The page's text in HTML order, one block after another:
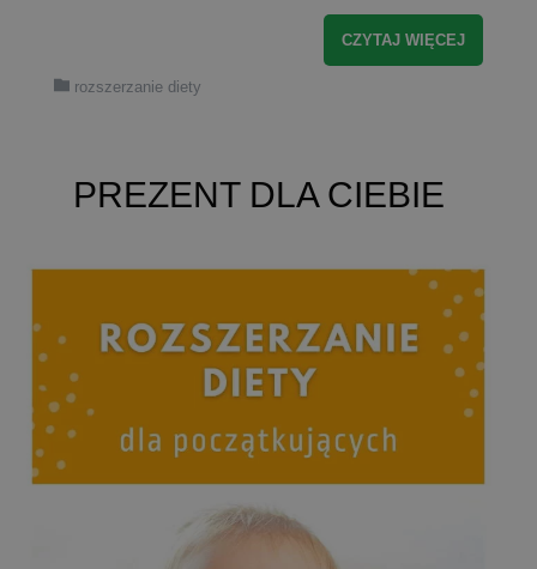
CZYTAJ WIĘCEJ
rozszerzanie diety
PREZENT DLA CIEBIE